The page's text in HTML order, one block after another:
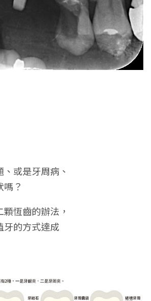
或是牙周病、
嗎？
恆齒的辦法，
牙的方式達成